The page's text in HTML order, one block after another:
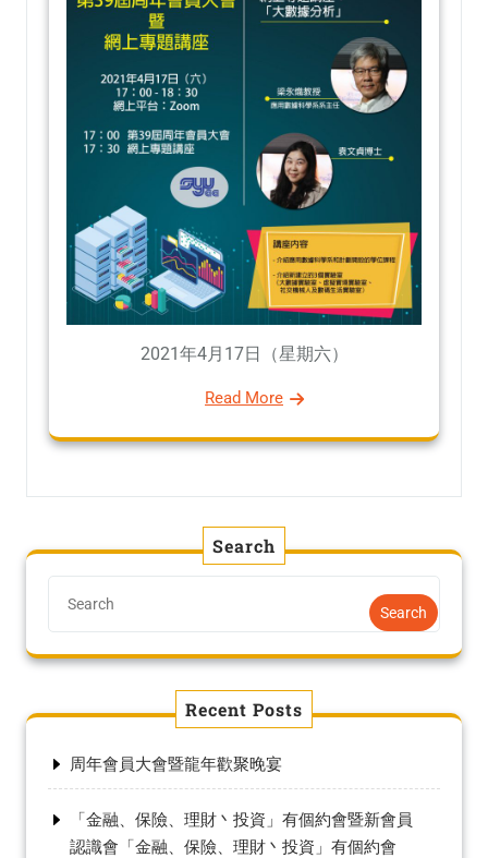
2021年4月17日（星期六）
Read More
Search
Search
Recent Posts
周年會員大會暨龍年歡聚晚宴
「金融、保險、理財丶投資」有個約會暨新會員
認識會「金融、保險、理財丶投資」有個約會